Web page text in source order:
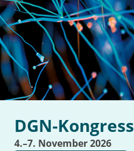
DGN-Kongress
4.–7. November 2026